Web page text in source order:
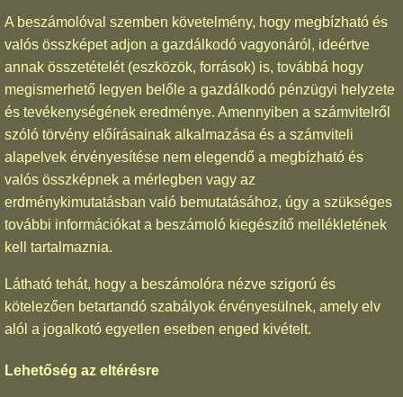
A beszámolóval szemben követelmény, hogy megbízható és
valós összképet adjon a gazdálkodó vagyonáról, ideértve
annak összetételét (eszközök, források) is, továbbá hogy
megismerhető legyen belőle a gazdálkodó pénzügyi helyzete
és tevékenységének eredménye. Amennyiben a számvitelről
szóló törvény előírásainak alkalmazása és a számviteli
alapelvek érvényesítése nem elegendő a megbízható és
valós összképnek a mérlegben vagy az
erdménykimutatásban való bemutatásához, úgy a szükséges
további információkat a beszámoló kiegészítő mellékletének
kell tartalmaznia.
Látható tehát, hogy a beszámolóra nézve szigorú és
kötelezően betartandó szabályok érvényesülnek, amely elv
alól a jogalkotó egyetlen esetben enged kivételt.
Lehetőség az eltérésre